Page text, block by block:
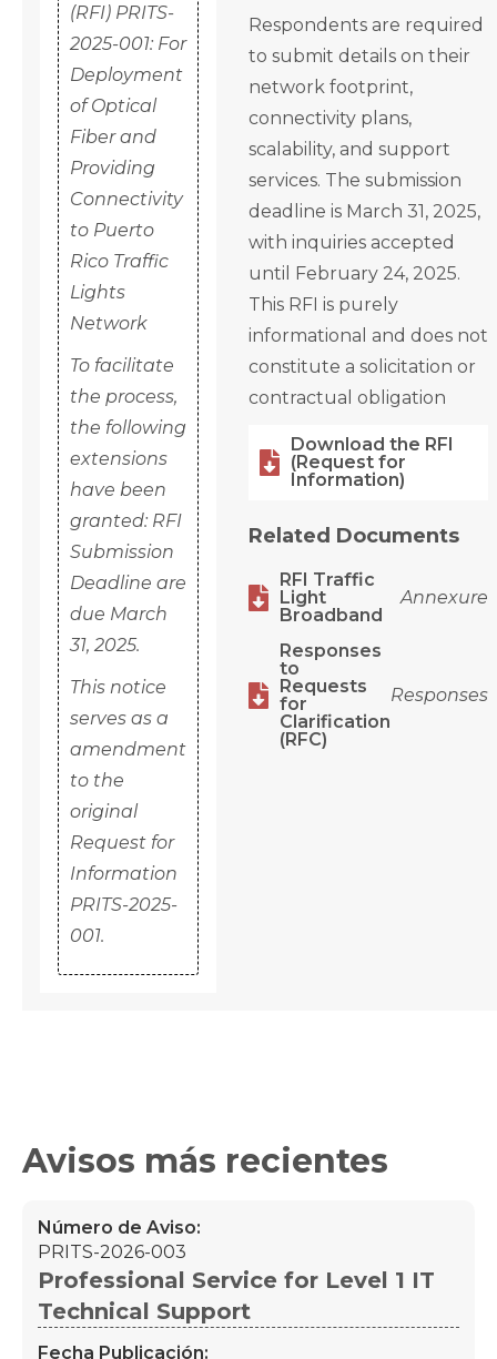
(RFI) PRITS-
2025-001: For
Deployment
of Optical
Fiber and
Providing
Connectivity
to Puerto
Rico Traffic
Lights
Network
To facilitate
the process,
the following
extensions
have been
granted: RFI
Submission
Deadline are
due March
31, 2025.
This notice
serves as a
amendment
to the
original
Request for
Information
PRITS-2025-
001.
Respondents are required
to submit details on their
network footprint,
connectivity plans,
scalability, and support
services. The submission
deadline is March 31, 2025,
with inquiries accepted
until February 24, 2025.
This RFI is purely
informational and does not
constitute a solicitation or
contractual obligation

Download the RFI
(Request for
Information)
Related Documents

RFI Traffic
Light
Broadband
Annexure

Responses
to
Requests
for
Clarification
(RFC)
Responses
Avisos más recientes
Número de Aviso:
PRITS-2026-003
Professional Service for Level 1 IT
Technical Support
Fecha Publicación: